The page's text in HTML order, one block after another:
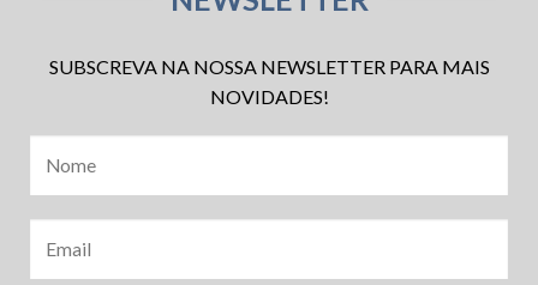
SUBSCREVA NA NOSSA NEWSLETTER PARA MAIS
NOVIDADES!